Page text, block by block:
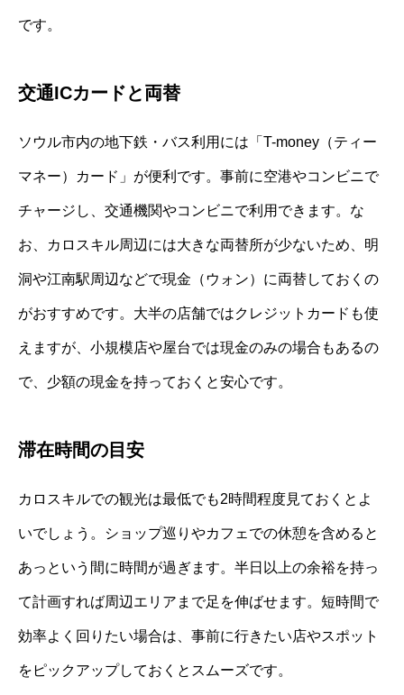
です。
交通ICカードと両替
ソウル市内の地下鉄・バス利用には「T-money（ティー
マネー）カード」が便利です。事前に空港やコンビニで
チャージし、交通機関やコンビニで利用できます。な
お、カロスキル周辺には大きな両替所が少ないため、明
洞や江南駅周辺などで現金（ウォン）に両替しておくの
がおすすめです。大半の店舗ではクレジットカードも使
えますが、小規模店や屋台では現金のみの場合もあるの
で、少額の現金を持っておくと安心です。
滞在時間の目安
カロスキルでの観光は最低でも2時間程度見ておくとよ
いでしょう。ショップ巡りやカフェでの休憩を含めると
あっという間に時間が過ぎます。半日以上の余裕を持っ
て計画すれば周辺エリアまで足を伸ばせます。短時間で
効率よく回りたい場合は、事前に行きたい店やスポット
をピックアップしておくとスムーズです。